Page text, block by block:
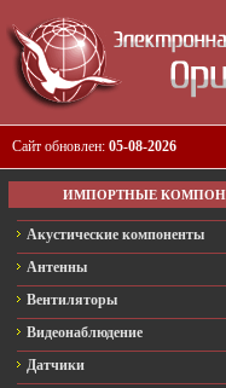
Сайт обновлен: 05-08-2026
ИМПОРТНЫЕ
Акустические компоненты
Антенны
Вентиляторы
Видеонаблюдение
Датчики